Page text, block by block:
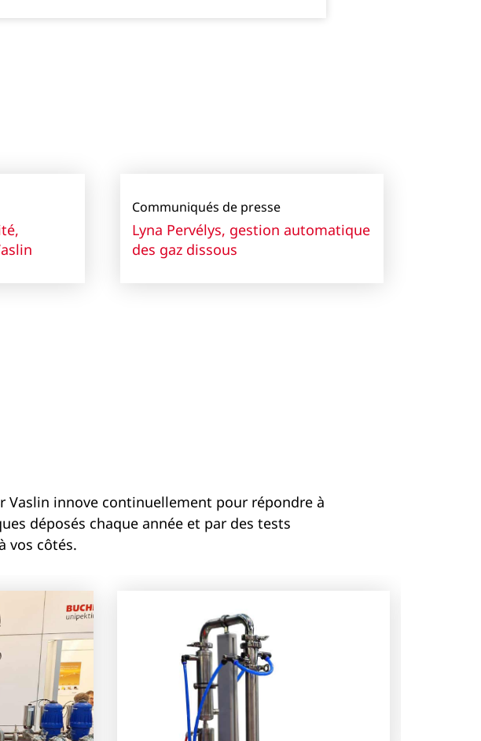
Communiqués de presse
Lyna Pervélys, gestion automatique
des gaz dissous
innove continuellement pour répondre à
déposés chaque année et par des tests
vos côtés.